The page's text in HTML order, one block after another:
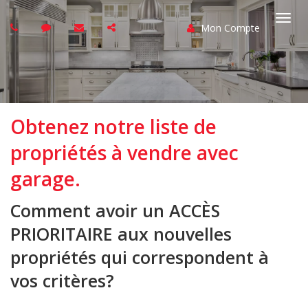
Mon Compte
la
Obtenez notre liste de
propriétés à vendre avec
garage.
Comment avoir un ACCÈS
PRIORITAIRE aux nouvelles
propriétés qui correspondent à
vos critères?